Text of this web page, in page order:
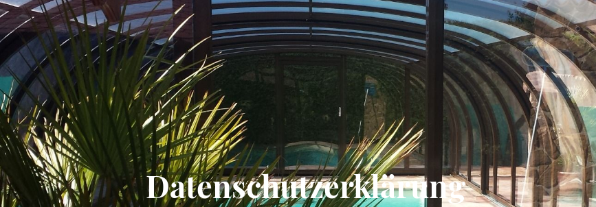
Datenschutzerklärung